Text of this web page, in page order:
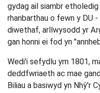
gydag ail siambr
rhanbarthau o fewn y DU
diwethaf, arllwysodd yr
gan honni ei fod yn
Wedi'i sefydlu ym 1801,
deddfwriaeth ac mae
Biliau a basiwyd yn Nhŷ'r